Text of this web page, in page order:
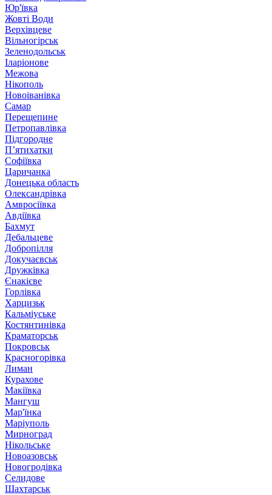
Юр'ївка
Жовті Води
Верхівцеве
Вільногірськ
Зеленодольськ
Іларіонове
Межова
Нікополь
Новоіванівка
Самар
Перещепине
Петропавлівка
Підгородне
П’ятихатки
Софіївка
Царичанка
Донецька область
Олександрівка
Амвросіївка
Авдіївка
Бахмут
Дебальцеве
Добропілля
Докучаєвськ
Дружківка
Єнакієве
Горлівка
Харцизьк
Кальміуське
Костянтинівка
Краматорськ
Покровськ
Красногорівка
Лиман
Курахове
Макіївка
Мангуш
Мар'їнка
Маріуполь
Мирноград
Нікольське
Новоазовськ
Новогродівка
Селидове
Шахтарськ